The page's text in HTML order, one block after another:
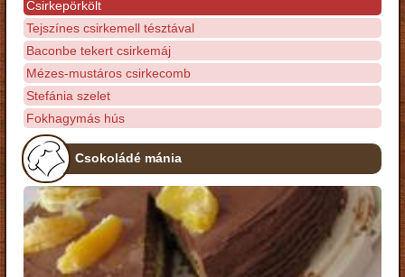
Csirkepörkölt
Tejszínes csirkemell tésztával
Baconbe tekert csirkemáj
Mézes-mustáros csirkecomb
Stefánia szelet
Fokhagymás hús
Csokoládé mánia